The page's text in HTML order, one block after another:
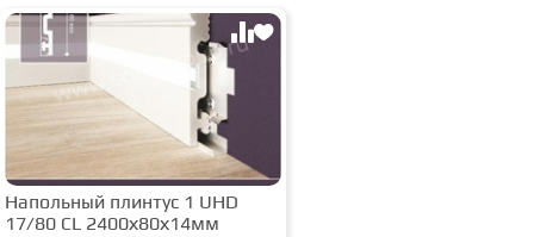
Напольный плинтус 1 UHD
17/80 CL 2400х80х14мм